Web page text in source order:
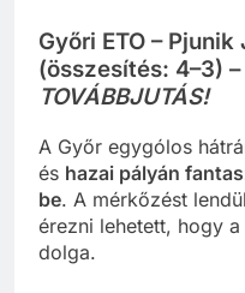
Győri ETO – Pjunik
(összesítés: 4–3) –
TOVÁBBJUTÁS!
A Győr egygólos
és hazai pályán
be. A mérkőzést
érezni lehetett, hogy
dolga.